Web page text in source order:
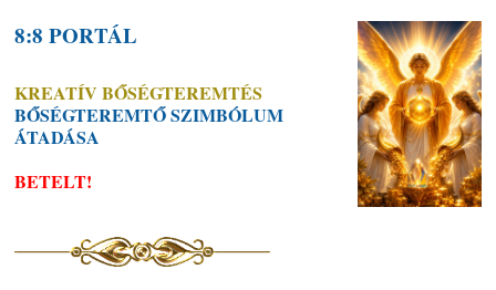
8:8 PORTÁL
KREATÍV BŐSÉGTEREMTÉS
BŐSÉGTEREMTŐ SZIMBÓLUM
ÁTADÁSA
BETELT!